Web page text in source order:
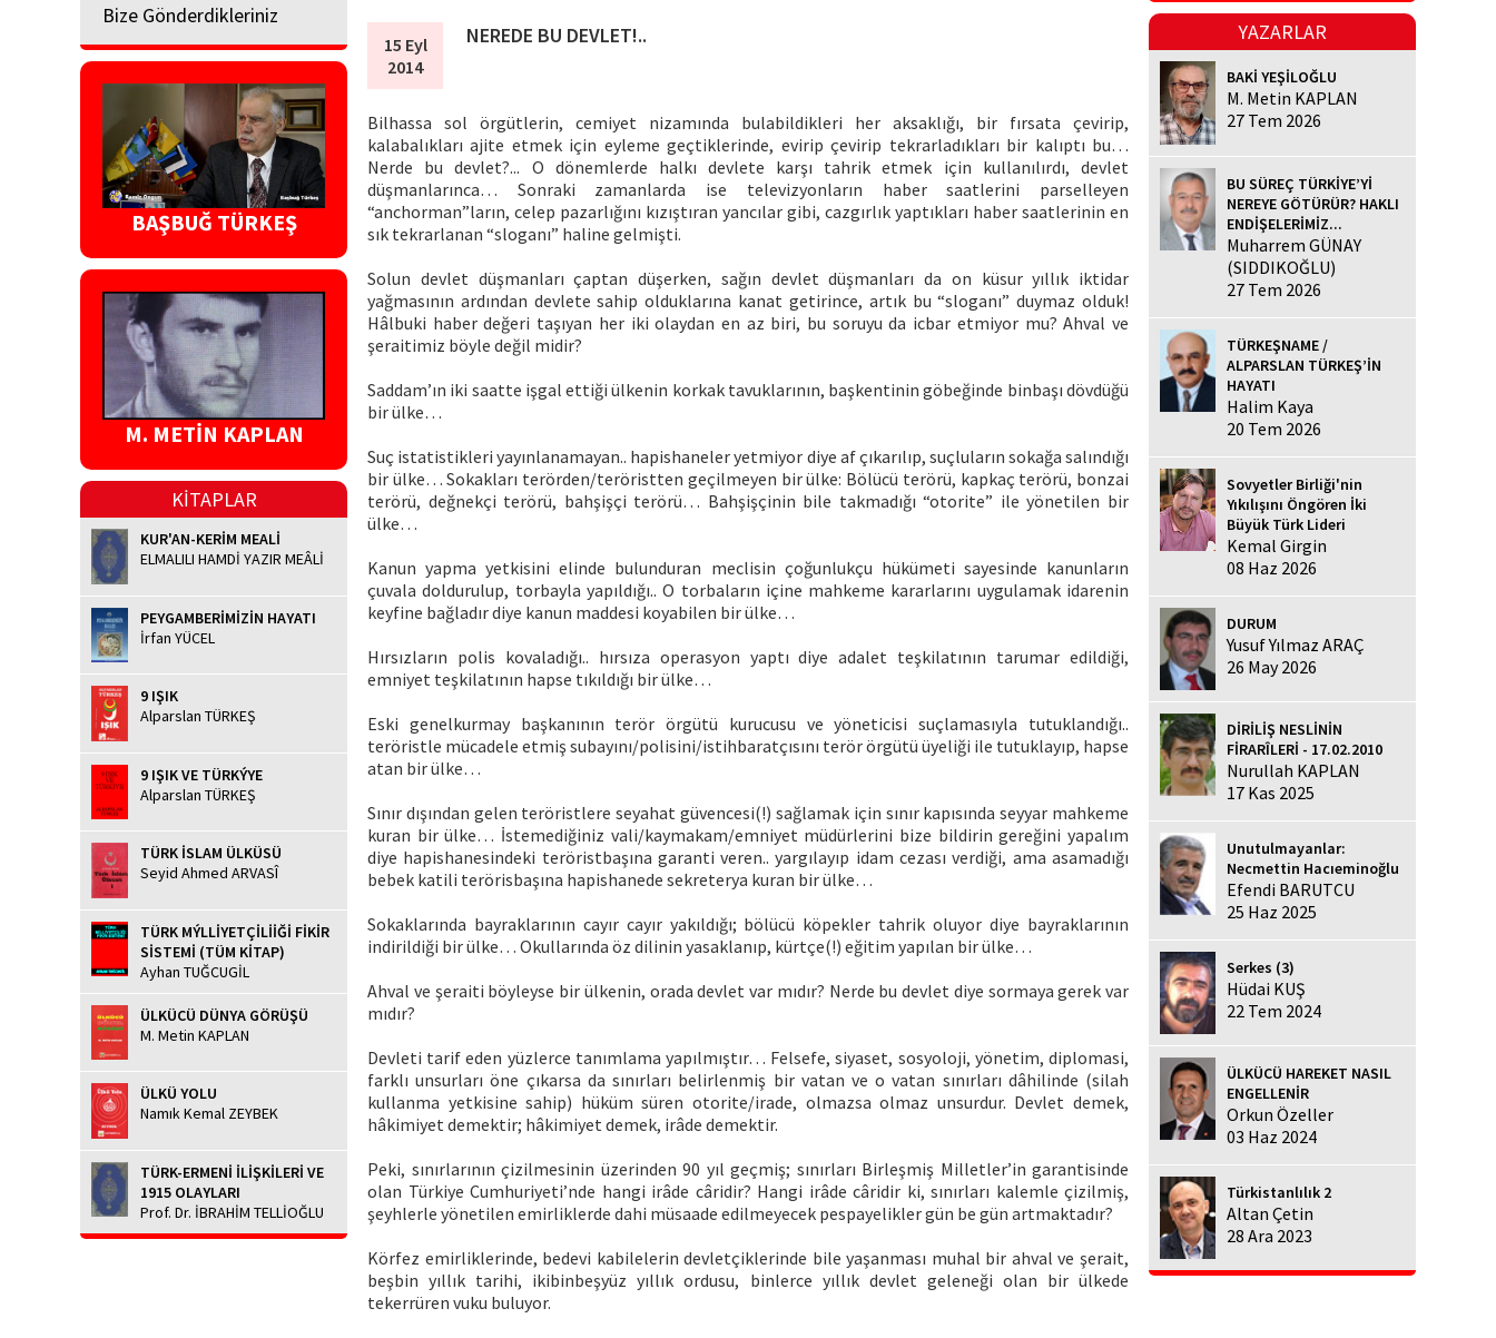
Bize Gönderdikleriniz
BAŞBUĞ TÜRKEŞ
M. METİN KAPLAN
KİTAPLAR
KUR'AN-KERİM MEALİ
ELMALILI HAMDİ YAZIR MEÂLİ
PEYGAMBERİMİZİN HAYATI
İrfan YÜCEL
9 IŞIK
Alparslan TÜRKEŞ
9 IŞIK VE TÜRKÝYE
Alparslan TÜRKEŞ
TÜRK İSLAM ÜLKÜSÜ
Seyid Ahmed ARVASÎ
TÜRK MÝLLİYETÇİLİİĞİ FİKİR
SİSTEMİ (TÜM KİTAP)
Ayhan TUĞCUGİL
ÜLKÜCÜ DÜNYA GÖRÜŞÜ
M. Metin KAPLAN
ÜLKÜ YOLU
Namık Kemal ZEYBEK
TÜRK-ERMENİ İLİŞKİLERİ VE
1915 OLAYLARI
Prof. Dr. İBRAHİM TELLİOĞLU
15 Eyl
2014
NEREDE BU DEVLET!..
Bilhassa sol örgütlerin, cemiyet nizamında bulabildikleri her aksaklığı, bir fırsata çevirip,
kalabalıkları ajite etmek için eyleme geçtiklerinde, evirip çevirip tekrarladıkları bir kalıptı bu…
Nerde bu devlet?... O dönemlerde halkı devlete karşı tahrik etmek için kullanılırdı, devlet
düşmanlarınca… Sonraki zamanlarda ise televizyonların haber saatlerini parselleyen
“anchorman”ların, celep pazarlığını kızıştıran yancılar gibi, cazgırlık yaptıkları haber saatlerinin en
sık tekrarlanan “sloganı” haline gelmişti.
Solun devlet düşmanları çaptan düşerken, sağın devlet düşmanları da on küsur yıllık iktidar
yağmasının ardından devlete sahip olduklarına kanat getirince, artık bu “sloganı” duymaz olduk!
Hâlbuki haber değeri taşıyan her iki olaydan en az biri, bu soruyu da icbar etmiyor mu? Ahval ve
şeraitimiz böyle değil midir?
Saddam’ın iki saatte işgal ettiği ülkenin korkak tavuklarının, başkentinin göbeğinde binbaşı dövdüğü
bir ülke…
Suç istatistikleri yayınlanamayan.. hapishaneler yetmiyor diye af çıkarılıp, suçluların sokağa salındığı
bir ülke… Sokakları terörden/teröristten geçilmeyen bir ülke: Bölücü terörü, kapkaç terörü, bonzai
terörü, değnekçi terörü, bahşişçi terörü… Bahşişçinin bile takmadığı “otorite” ile yönetilen bir
ülke…
Kanun yapma yetkisini elinde bulunduran meclisin çoğunlukçu hükümeti sayesinde kanunların
çuvala doldurulup, torbayla yapıldığı.. O torbaların içine mahkeme kararlarını uygulamak idarenin
keyfine bağladır diye kanun maddesi koyabilen bir ülke…
Hırsızların polis kovaladığı.. hırsıza operasyon yaptı diye adalet teşkilatının tarumar edildiği,
emniyet teşkilatının hapse tıkıldığı bir ülke…
Eski genelkurmay başkanının terör örgütü kurucusu ve yöneticisi suçlamasıyla tutuklandığı..
teröristle mücadele etmiş subayını/polisini/istihbaratçısını terör örgütü üyeliği ile tutuklayıp, hapse
atan bir ülke…
Sınır dışından gelen teröristlere seyahat güvencesi(!) sağlamak için sınır kapısında seyyar mahkeme
kuran bir ülke… İstemediğiniz vali/kaymakam/emniyet müdürlerini bize bildirin gereğini yapalım
diye hapishanesindeki teröristbaşına garanti veren.. yargılayıp idam cezası verdiği, ama asamadığı
bebek katili terörisbaşına hapishanede sekreterya kuran bir ülke…
Sokaklarında bayraklarının cayır cayır yakıldığı; bölücü köpekler tahrik oluyor diye bayraklarının
indirildiği bir ülke… Okullarında öz dilinin yasaklanıp, kürtçe(!) eğitim yapılan bir ülke…
Ahval ve şeraiti böyleyse bir ülkenin, orada devlet var mıdır? Nerde bu devlet diye sormaya gerek var
mıdır?
Devleti tarif eden yüzlerce tanımlama yapılmıştır… Felsefe, siyaset, sosyoloji, yönetim, diplomasi,
farklı unsurları öne çıkarsa da sınırları belirlenmiş bir vatan ve o vatan sınırları dâhilinde (silah
kullanma yetkisine sahip) hüküm süren otorite/irade, olmazsa olmaz unsurdur. Devlet demek,
hâkimiyet demektir; hâkimiyet demek, irâde demektir.
Peki, sınırlarının çizilmesinin üzerinden 90 yıl geçmiş; sınırları Birleşmiş Milletler’in garantisinde
olan Türkiye Cumhuriyeti’nde hangi irâde câridir? Hangi irâde câridir ki, sınırları kalemle çizilmiş,
şeyhlerle yönetilen emirliklerde dahi müsaade edilmeyecek pespayelikler gün be gün artmaktadır?
Körfez emirliklerinde, bedevi kabilelerin devletçiklerinde bile yaşanması muhal bir ahval ve şerait,
beşbin yıllık tarihi, ikibinbeşyüz yıllık ordusu, binlerce yıllık devlet geleneği olan bir ülkede
tekerrüren vuku buluyor.
YAZARLAR
BAKİ YEŞİLOĞLU
M. Metin KAPLAN
27 Tem 2026
BU SÜREÇ TÜRKİYE’Yİ
NEREYE GÖTÜRÜR? HAKLI
ENDİŞELERİMİZ...
Muharrem GÜNAY
(SIDDIKOĞLU)
27 Tem 2026
TÜRKEŞNAME /
ALPARSLAN TÜRKEŞ’İN
HAYATI
Halim Kaya
20 Tem 2026
Sovyetler Birliği'nin
Yıkılışını Öngören İki
Büyük Türk Lideri
Kemal Girgin
08 Haz 2026
DURUM
Yusuf Yılmaz ARAÇ
26 May 2026
DİRİLİŞ NESLİNİN
FİRARÎLERİ - 17.02.2010
Nurullah KAPLAN
17 Kas 2025
Unutulmayanlar:
Necmettin Hacıeminoğlu
Efendi BARUTCU
25 Haz 2025
Serkes (3)
Hüdai KUŞ
22 Tem 2024
ÜLKÜCÜ HAREKET NASIL
ENGELLENİR
Orkun Özeller
03 Haz 2024
Türkistanlılık 2
Altan Çetin
28 Ara 2023